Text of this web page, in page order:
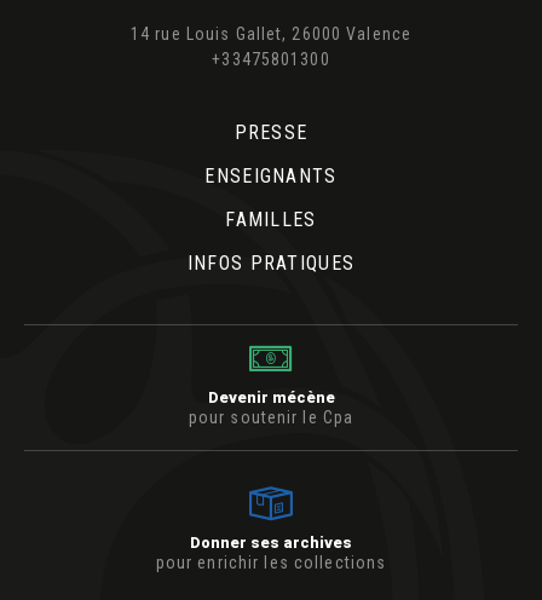
14 rue Louis Gallet, 26000 Valence
+33475801300
PRESSE
ENSEIGNANTS
FAMILLES
INFOS PRATIQUES
Devenir mécène
pour soutenir le Cpa
Donner ses archives
pour enrichir les collections